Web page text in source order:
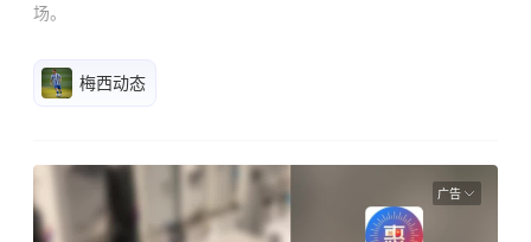
场。
梅西动态
广告